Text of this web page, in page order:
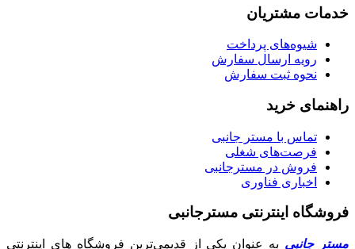
خدمات مشتریان
شیوه‌های پرداخت
رویه ارسال سفارش
نحوه ثبت سفارش
راهنمای خرید
تماس با مستر جانبی
فرصت‌های شغلی
فروش در مسترجانبی
اخباری فناوری
فروشگاه اینترنتی مسترجانبی
مستر جانبی به عنوان یکی از قدیمی‌ترین فروشگاه های اینترنتی